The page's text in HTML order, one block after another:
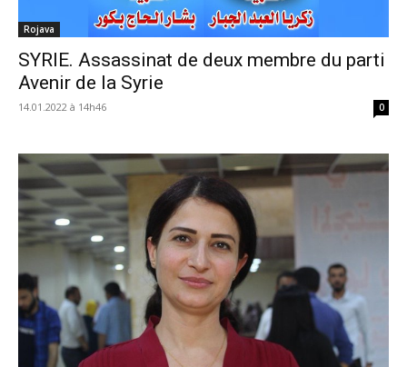
Rojava
SYRIE. Assassinat de deux membre du parti
Avenir de la Syrie
14.01.2022 à 14h46 0